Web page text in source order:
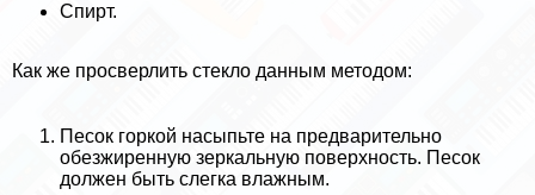
Спирт.
Как же просверлить стекло данным методом:
Песок горкой насыпьте на предварительно
обезжиренную зеркальную поверхность. Песок
должен быть слегка влажным.